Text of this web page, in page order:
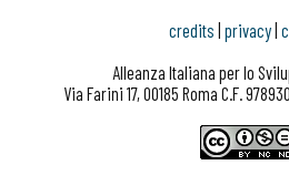
credits privacy|
Alleanza Italiana per lo
Via Farini 17, 00185 Roma C.F.